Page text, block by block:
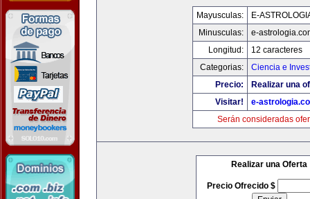
Mayusculas:
E-
Minusculas:
e-
Longitud:
12 caracteres
Categorias:
Ciencia e
Precio:
Realizar una
Visitar!
e-
Serán consideradas
Realizar una Oferta
Precio Ofrecido $